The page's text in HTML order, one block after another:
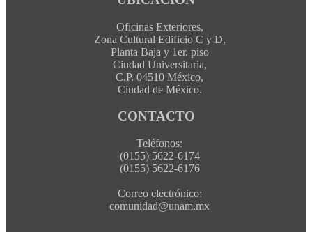
Oficinas Exteriores,
Zona Cultural Edificio C y D,
Planta Baja y 1er. piso
Ciudad Universitaria,
C.P. 04510 México,
Ciudad de México.
CONTACTO
Teléfonos:
(0155) 5622-6174
(0155) 5622-6176
Correo electrónico:
comunidad@unam.mx